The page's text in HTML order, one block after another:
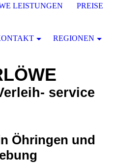
service
Öhringen und
LEISTUNGEN PREISE
REGIONEN